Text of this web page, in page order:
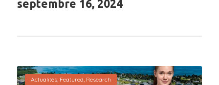
septembre 16, 2024
Actualités, Featured, Research